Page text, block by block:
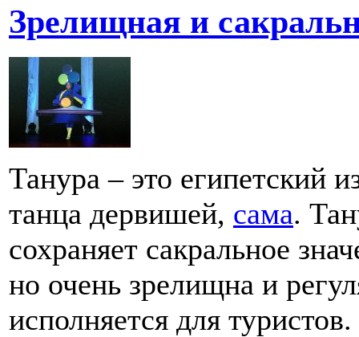
Зрелищная и
Танура – это египетский
танца дервишей, сама.
сохраняет сакральное
но очень зрелищна и
исполняется для туристов.